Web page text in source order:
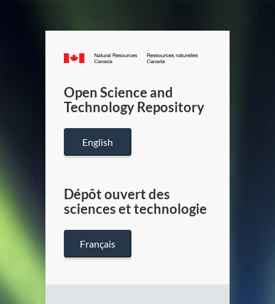
Canada.ca
/
Canada
Open Science and
Technology Repository
English
Dépôt ouvert des
sciences et technologie
Français